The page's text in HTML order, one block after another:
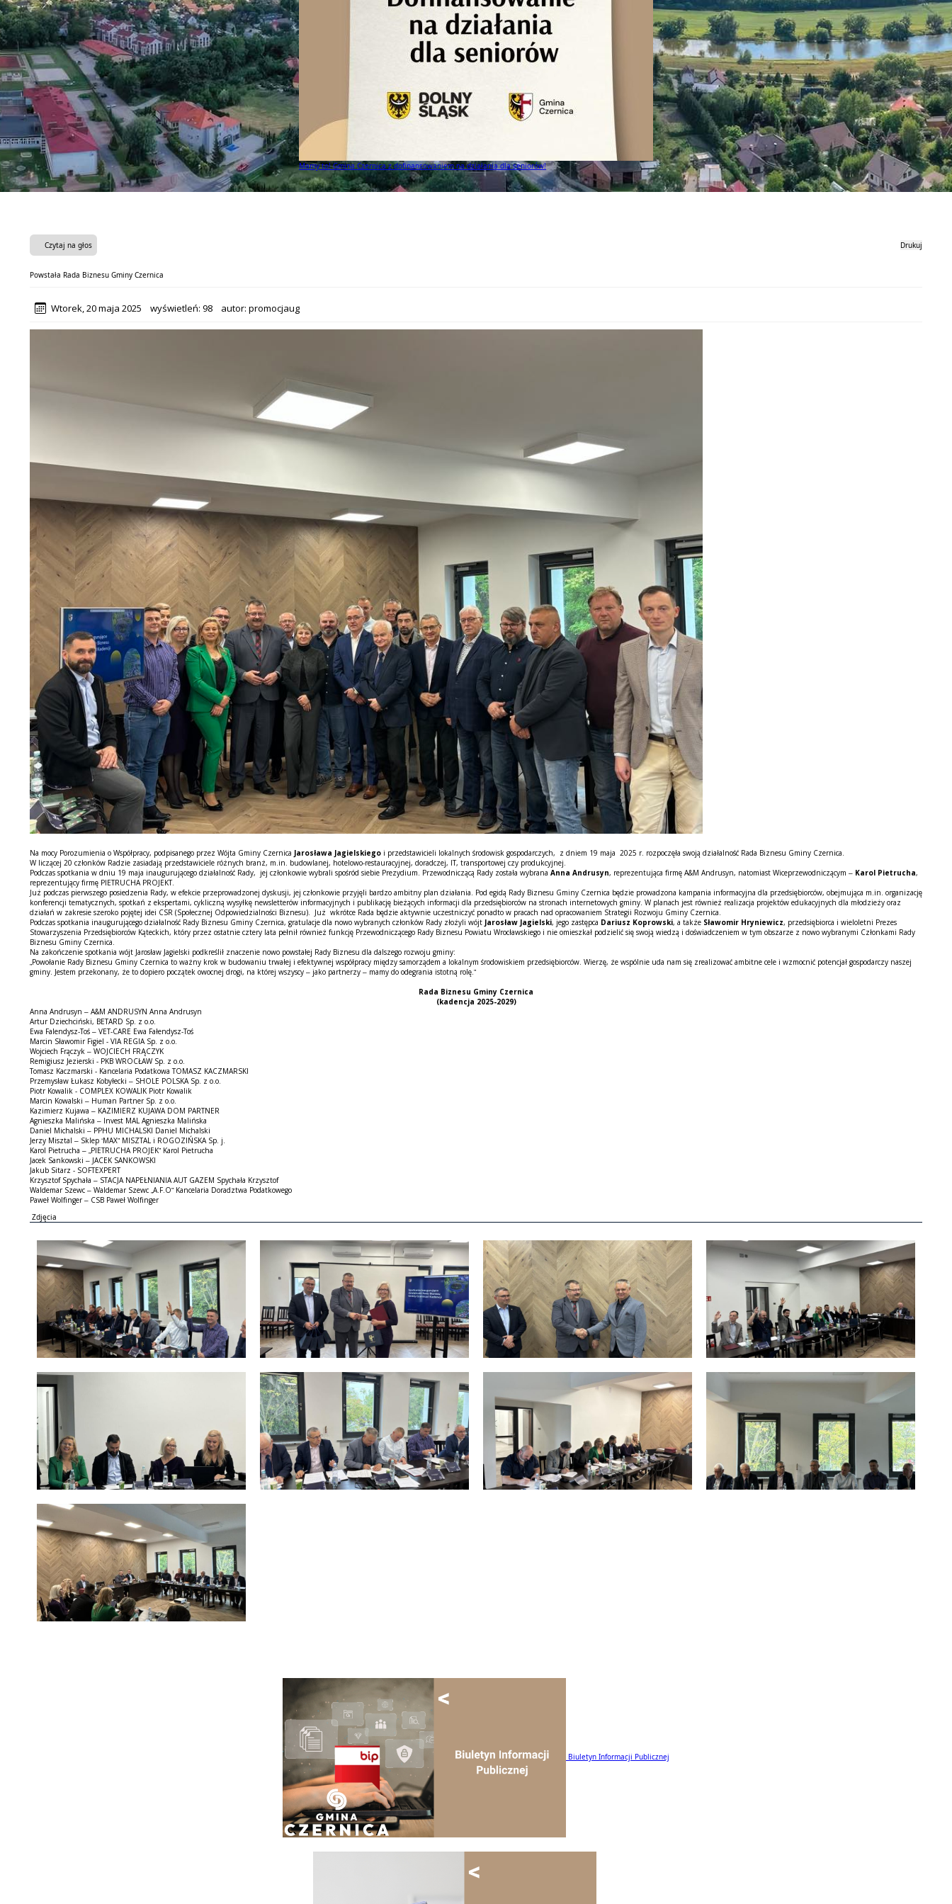
Mamy to! Gmina Czernica z dofinansowaniem na działania dla seniorów!
Czytaj na głos Drukuj
Powstała Rada Biznesu Gminy Czernica
Wtorek, 20 maja 2025 wyświetleń: 98 autor: promocjaug
Na mocy Porozumienia o Współpracy, podpisanego przez Wójta Gminy Czernica Jarosława Jagielskiego i przedstawicieli lokalnych środowisk gospodarczych, z dniem 19 maja 2025 r. rozpoczęła swoją działalność Rada Biznesu Gminy Czernica.
W liczącej 20 członków Radzie zasiadają przedstawiciele różnych branż, m.in. budowlanej, hotelowo-restauracyjnej, doradczej, IT, transportowej czy produkcyjnej.
Podczas spotkania w dniu 19 maja inaugurującego działalność Rady, jej członkowie wybrali spośród siebie Prezydium. Przewodniczącą Rady została wybrana Anna Andrusyn, reprezentująca firmę A&M Andrusyn, natomiast Wiceprzewodniczącym – Karol Pietrucha,
reprezentujący firmę PIETRUCHA PROJEKT.
Już podczas pierwszego posiedzenia Rady, w efekcie przeprowadzonej dyskusji, jej członkowie przyjęli bardzo ambitny plan działania. Pod egidą Rady Biznesu Gminy Czernica będzie prowadzona kampania informacyjna dla przedsiębiorców, obejmująca m.in. organizację
konferencji tematycznych, spotkań z ekspertami, cykliczną wysyłkę newsletterów informacyjnych i publikację bieżących informacji dla przedsiębiorców na stronach internetowych gminy. W planach jest również realizacja projektów edukacyjnych dla młodzieży oraz
działań w zakresie szeroko pojętej idei CSR (Społecznej Odpowiedzialności Biznesu). Już wkrótce Rada będzie aktywnie uczestniczyć ponadto w pracach nad opracowaniem Strategii Rozwoju Gminy Czernica.
Podczas spotkania inaugurującego działalność Rady Biznesu Gminy Czernica, gratulacje dla nowo wybranych członków Rady złożyli wójt Jarosław Jagielski, jego zastępca Dariusz Koprowski, a także Sławomir Hryniewicz, przedsiębiorca i wieloletni Prezes
Stowarzyszenia Przedsiębiorców Kąteckich, który przez ostatnie cztery lata pełnił również funkcję Przewodniczącego Rady Biznesu Powiatu Wrocławskiego i nie omieszkał podzielić się swoją wiedzą i doświadczeniem w tym obszarze z nowo wybranymi Członkami Rady
Biznesu Gminy Czernica.
Na zakończenie spotkania wójt Jarosław Jagielski podkreślił znaczenie nowo powstałej Rady Biznesu dla dalszego rozwoju gminy:
„Powołanie Rady Biznesu Gminy Czernica to ważny krok w budowaniu trwałej i efektywnej współpracy między samorządem a lokalnym środowiskiem przedsiębiorców. Wierzę, że wspólnie uda nam się zrealizować ambitne cele i wzmocnić potencjał gospodarczy naszej
gminy. Jestem przekonany, że to dopiero początek owocnej drogi, na której wszyscy – jako partnerzy – mamy do odegrania istotną rolę.”
Rada Biznesu Gminy Czernica
(kadencja 2025-2029)
Anna Andrusyn – A&M ANDRUSYN Anna Andrusyn
Artur Dziechciński, BETARD Sp. z o.o.
Ewa Falendysz-Toś – VET-CARE Ewa Fałendysz-Toś
Marcin Sławomir Figiel - VIA REGIA Sp. z o.o.
Wojciech Frączyk – WOJCIECH FRĄCZYK
Remigiusz Jezierski - PKB WROCŁAW Sp. z o.o.
Tomasz Kaczmarski - Kancelaria Podatkowa TOMASZ KACZMARSKI
Przemysław Łukasz Kobyłecki – SHOLE POLSKA Sp. z o.o.
Piotr Kowalik - COMPLEX KOWALIK Piotr Kowalik
Marcin Kowalski – Human Partner Sp. z o.o.
Kazimierz Kujawa – KAZIMIERZ KUJAWA DOM PARTNER
Agnieszka Malińska – Invest MAL Agnieszka Malińska
Daniel Michalski – PPHU MICHALSKI Daniel Michalski
Jerzy Misztal – Sklep ‘MAX” MISZTAL i ROGOZIŃSKA Sp. j.
Karol Pietrucha – „PIETRUCHA PROJEK” Karol Pietrucha
Jacek Sankowski – JACEK SANKOWSKI
Jakub Sitarz - SOFTEXPERT
Krzysztof Spychała – STACJA NAPEŁNIANIA AUT GAZEM Spychała Krzysztof
Waldemar Szewc – Waldemar Szewc „A.F.O” Kancelaria Doradztwa Podatkowego
Paweł Wolfinger – CSB Paweł Wolfinger
Zdjęcia
Biuletyn Informacji Publicznej